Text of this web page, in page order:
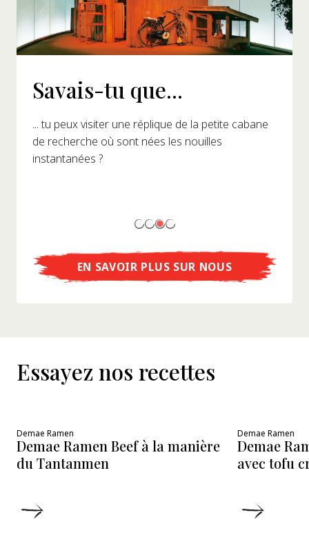
Savais-tu que...
... tu peux visiter une réplique de la petite cabane
de recherche où sont nées les nouilles
instantanées ?
EN SAVOIR PLUS SUR NOUS
Essayez nos recettes
Demae Ramen
Demae Ramen Beef à la manière
du Tantanmen
Demae Ramen
Demae
avec tofu